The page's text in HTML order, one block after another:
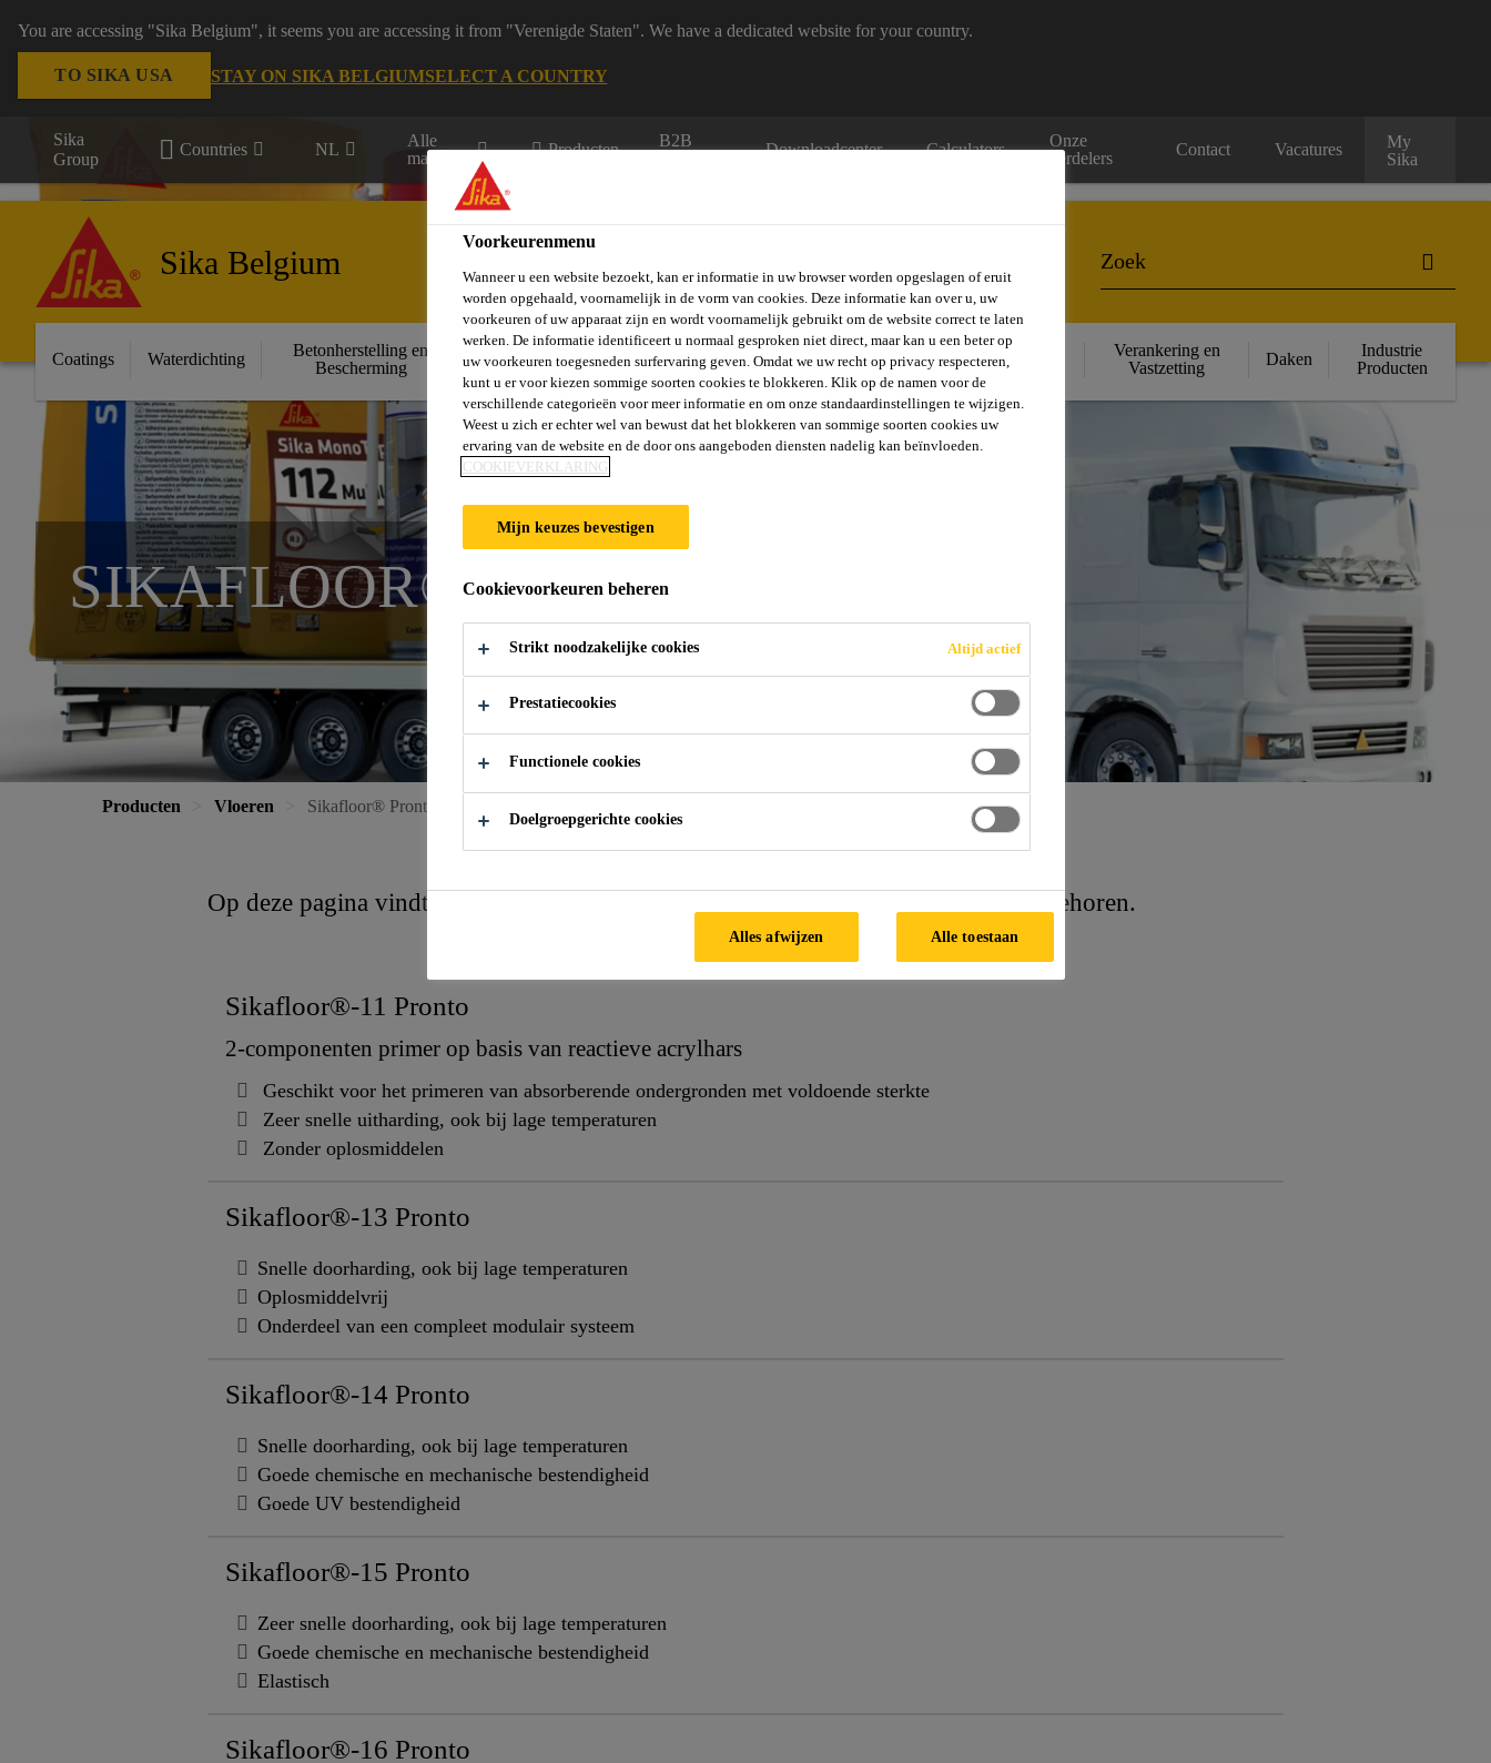
You are accessing "Sika Belgium", it seems you are accessing it from "Verenigde Staten". We have a dedicated website for your country.
TO SIKA USA STAY ON SIKA BELGIUMSELECT A COUNTRY
Sika
Group
Countries NL
Alle
markten
Producten
B2B
Downloadcenter Calculators
Onze
verdelers
Contact Vacatures
My
Sika
Sika Belgium
Coatings Waterdichting
Betonherstelling en
Bescherming
Gevels, Wanden &
Balkons
Vloeren
Verlijmen en
Afdichten
Beton
Structurele
Versterking
Verankering en
Vastzetting
Daken
Industrie
Producten
SIKAFLOOR® PRONTO
Producten Vloeren Sikafloor® Pronto
Op deze pagina vindt u alle bouwproducten die tot de Sikafloor® Pronto familie behoren.
Sikafloor®-11 Pronto
2-componenten primer op basis van reactieve acrylhars
Geschikt voor het primeren van absorberende ondergronden met voldoende sterkte
Zeer snelle uitharding, ook bij lage temperaturen
Zonder oplosmiddelen
Sikafloor®-13 Pronto
Snelle doorharding, ook bij lage temperaturen
Oplosmiddelvrij
Onderdeel van een compleet modulair systeem
Sikafloor®-14 Pronto
Snelle doorharding, ook bij lage temperaturen
Goede chemische en mechanische bestendigheid
Goede UV bestendigheid
Sikafloor®-15 Pronto
Zeer snelle doorharding, ook bij lage temperaturen
Goede chemische en mechanische bestendigheid
Elastisch
Sikafloor®-16 Pronto
Voorkeurenmenu
Wanneer u een website bezoekt, kan er informatie in uw browser worden opgeslagen of eruit
worden opgehaald, voornamelijk in de vorm van cookies. Deze informatie kan over u, uw
voorkeuren of uw apparaat zijn en wordt voornamelijk gebruikt om de website correct te laten
werken. De informatie identificeert u normaal gesproken niet direct, maar kan u een beter op
uw voorkeuren toegesneden surfervaring geven. Omdat we uw recht op privacy respecteren,
kunt u er voor kiezen sommige soorten cookies te blokkeren. Klik op de namen voor de
verschillende categorieën voor meer informatie en om onze standaardinstellingen te wijzigen.
Weest u zich er echter wel van bewust dat het blokkeren van sommige soorten cookies uw
ervaring van de website en de door ons aangeboden diensten nadelig kan beïnvloeden.
COOKIEVERKLARING
Mijn keuzes bevestigen
Cookievoorkeuren beheren
Strikt noodzakelijke cookies Altijd actief
Prestatiecookies
Functionele cookies
Doelgroepgerichte cookies
Alles afwijzen Alle toestaan